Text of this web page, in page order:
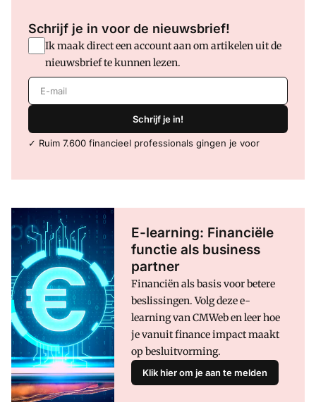
Schrijf je in voor de nieuwsbrief!
Ik maak direct een account aan om artikelen uit de
nieuwsbrief te kunnen lezen.
E-mail
Schrijf je in!
✓ Ruim 7.600 financieel professionals gingen je voor
E-learning: Financiële
functie als business
partner
Financiën als basis voor betere
beslissingen. Volg deze e-
learning van CMWeb en leer hoe
je vanuit finance impact maakt
op besluitvorming.
Klik hier om je aan te melden